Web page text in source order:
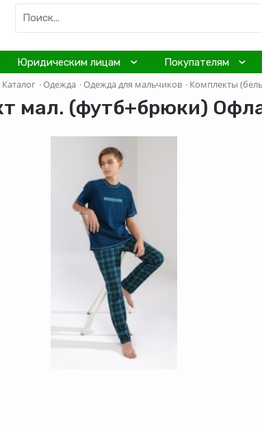
Юридическим лицам Покупателям
Каталог ·Одежда ·Одежда для мальчиков · Комплекты
мал. (футб+брюки)